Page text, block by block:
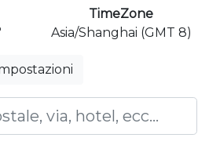
TimeZone
Asia/Shanghai (GMT 8)